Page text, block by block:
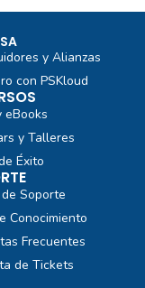
y Alianzas
con PSKloud
eBooks
y Talleres
Éxito
Soporte
Conocimiento
Frecuentes
de Tickets